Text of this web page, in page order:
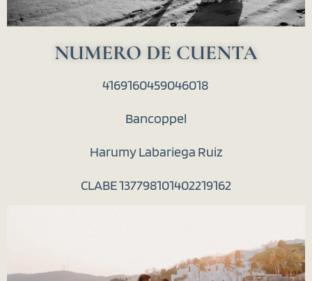
NUMERO DE CUENTA
4169160459046018
Bancoppel
Harumy Labariega Ruiz
CLABE 137798101402219162